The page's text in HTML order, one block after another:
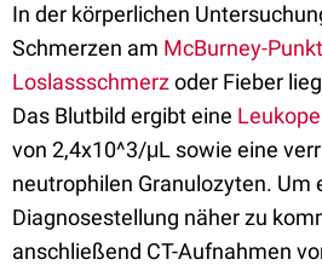
In der körperlichen
Schmerzen am McBurney-Punkt
Loslassschmerzoder Fieber
Das Blutbild ergibt eine
von 2,4x10^3/μL sowie eine
neutrophilen Granulozyten. Um
Diagnosestellung näher zu
anschließend CT-Aufnahmen